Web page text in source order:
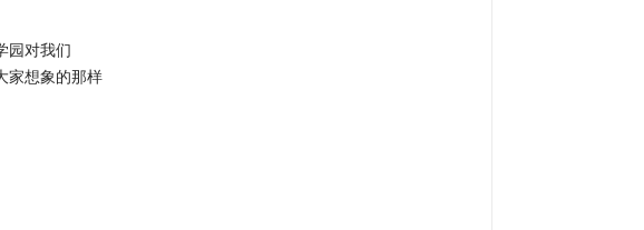
园对我们
家想象的那样